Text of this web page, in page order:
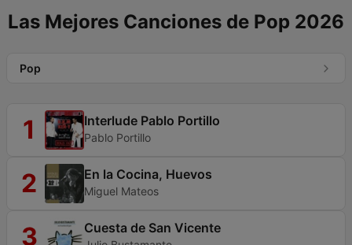
Las Mejores Canciones de Pop 2026
Pop
1 Interlude Pablo Portillo
Pablo Portillo
2 En la Cocina, Huevos
Miguel Mateos
3 Cuesta de San Vicente